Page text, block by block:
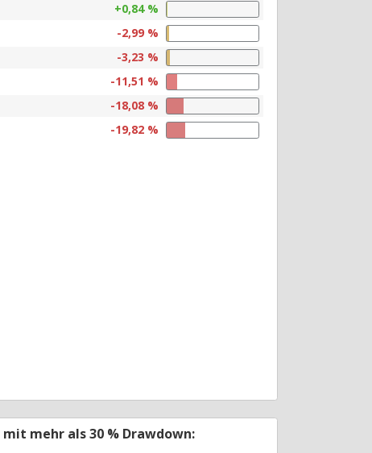
+0,84 %
-2,99 %
-3,23 %
-11,51 %
-18,08 %
-19,82 %
mehr als 30 % Drawdown: